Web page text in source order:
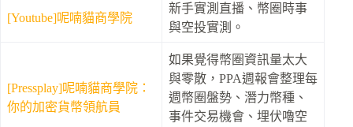
[Youtube]呢喃貓商學院
新手實測直播、幣圈時事
與空投實測。
[Pressplay]呢喃貓商學院：
你的加密貨幣領航員
如果覺得幣圈資訊量太大
與零散，PPA週報會整理每
週幣圈盤勢、潛力幣種、
事件交易機會、埋伏嚕空